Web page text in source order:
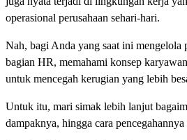
operasional perusahaan sehari-hari.
Nah, bagi Anda yang saat ini mengelola
bagian HR, memahami konsep karyawan
untuk mencegah kerugian yang lebih
Untuk itu, mari simak lebih lanjut
dampaknya, hingga cara